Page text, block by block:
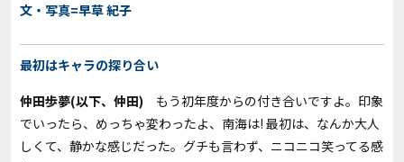
文・写真=早草 紀子
最初はキャラの探り合い
仲田歩夢(以下、仲田) もう初年度からの付き合いですよ。印象
でいったら、めっちゃ変わったよ、南海は! 最初は、なんか大人
しくて、静かな感じだった。グチも言わず、ニコニコ笑ってる感